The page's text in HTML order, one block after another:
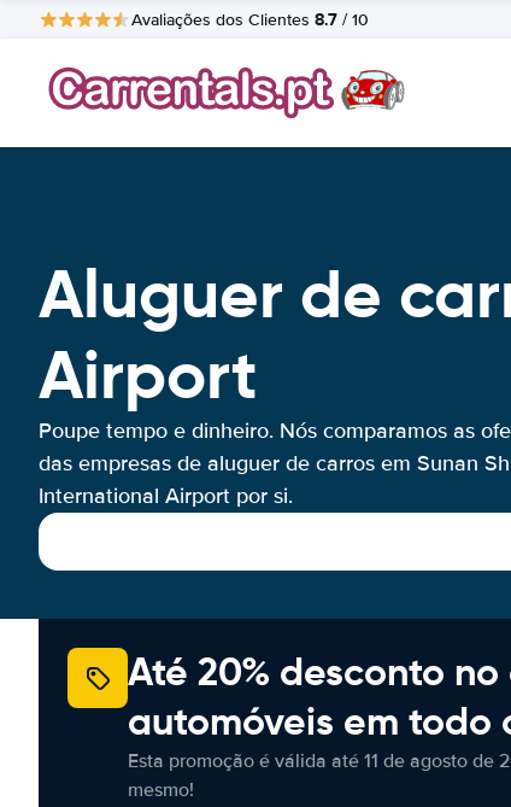
Avaliações dos Clientes 8.7 / 10
Aluguer de
Airport
Poupe tempo e dinheiro. Nós comparamos as
das empresas de aluguer de carros em Sunan
International Airport por si.
Até 20% desconto
automóveis em todo
Esta promoção é válida até 11 de agosto de
mesmo!